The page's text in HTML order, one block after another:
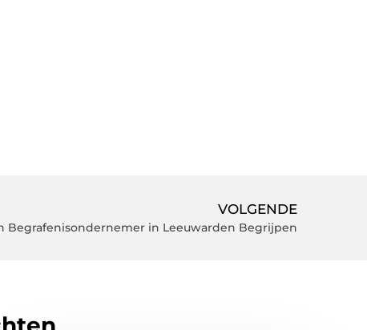
VOLGENDE
Begrafenisondernemer in Leeuwarden Begrijpen